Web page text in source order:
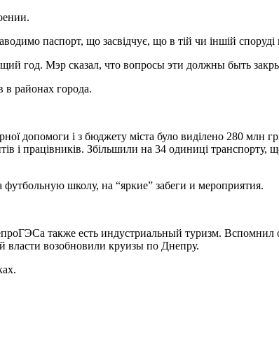
паспорт, що засвідчує, що в тій чи іншій
год. Мэр сказал, что вопросы эти должны быть
районах города.
допомоги і з бюджету міста було виділено 280 млн
і працівників. Збільшили на 34 одиниці
школу, на “яркие” забеги и мероприятия.
также есть индустриальный туризм. Вспомнил
возобновили круизы по Днепру.